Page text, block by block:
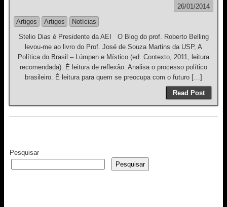
26/01/2014
Artigos
Artigos
Notícias
Stelio Dias é Presidente da AEI O Blog do prof. Roberto Belling
levou-me ao livro do Prof. José de Souza Martins da USP, A
Política do Brasil – Lúmpen e Místico (ed. Contexto, 2011, leitura
recomendada). É leitura de reflexão. Analisa o processo político
brasileiro. É leitura para quem se preocupa com o futuro […]
Read Post
Pesquisar
Pesquisar